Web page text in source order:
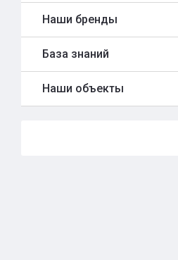
Наши бренды
База знаний
Наши объекты